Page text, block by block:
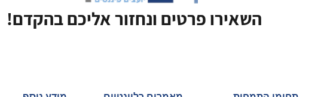
השאירו פרטים ונחזור אליכם בהקדם!